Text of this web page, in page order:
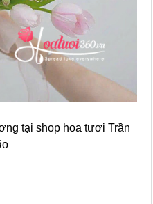
tại shop hoa tươi Trần